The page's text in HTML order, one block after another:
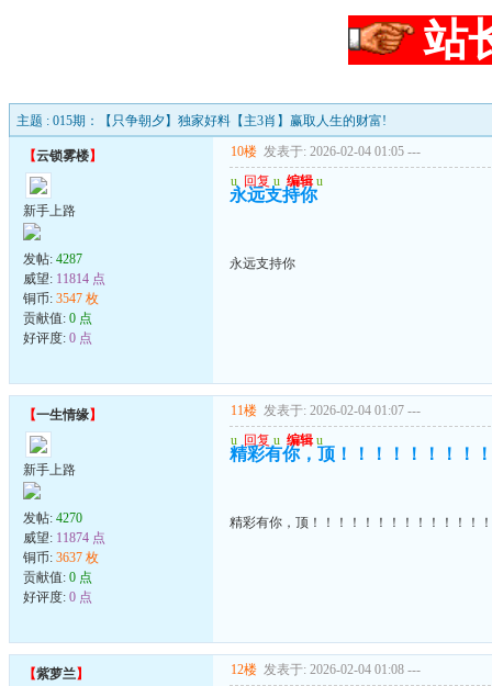
站
主题 : 015期：【只争朝夕】独家好料【主3肖】赢取人生的财富!
【云锁雾楼】
新手上路
发帖: 4287
威望: 11814 点
铜币: 3547 枚
贡献值: 0 点
好评度: 0 点
10楼 发表于: 2026-02-04 01:05 ---
u 回复 u 编辑 u
永远支持你
永远支持你
【一生情缘】
新手上路
发帖: 4270
威望: 11874 点
铜币: 3637 枚
贡献值: 0 点
好评度: 0 点
11楼 发表于: 2026-02-04 01:07 ---
u 回复 u 编辑 u
精彩有你，顶！！！！！！！！
精彩有你，顶！！！！！！！！！！！！！
【紫萝兰】 12楼 发表于: 2026-02-04 01:08 ---